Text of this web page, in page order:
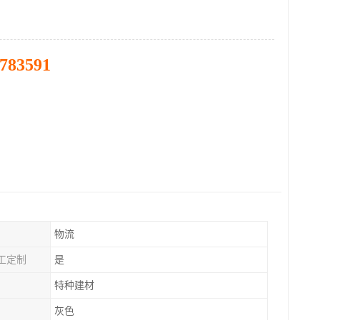
物流
定制 是
特种建材
灰色